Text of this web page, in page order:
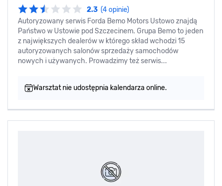
2.3 (4 opinie)
Autoryzowany serwis Forda Bemo Motors Ustowo znajdą
Państwo w Ustowie pod Szczecinem. Grupa Bemo to jeden
z największych dealerów w którego skład wchodzi 15
autoryzowanych salonów sprzedaży samochodów
nowych i używanych. Prowadzimy też serwis...
Warsztat nie udostępnia kalendarza online.